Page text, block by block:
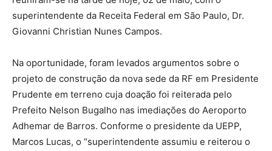
superintendente da Receita Federal em São Paulo, Dr.
Giovanni Christian Nunes Campos.
Na oportunidade, foram levados argumentos sobre o
projeto de construção da nova sede da RF em Presidente
Prudente em terreno cuja doação foi reiterada pelo
Prefeito Nelson Bugalho nas imediações do Aeroporto
Adhemar de Barros. Conforme o presidente da UEPP,
Marcos Lucas, o “superintendente assumiu e reiterou o